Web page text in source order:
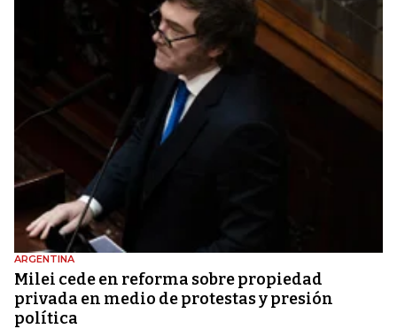
ARGENTINA
Milei cede en reforma sobre propiedad
privada en medio de protestas y presión
política